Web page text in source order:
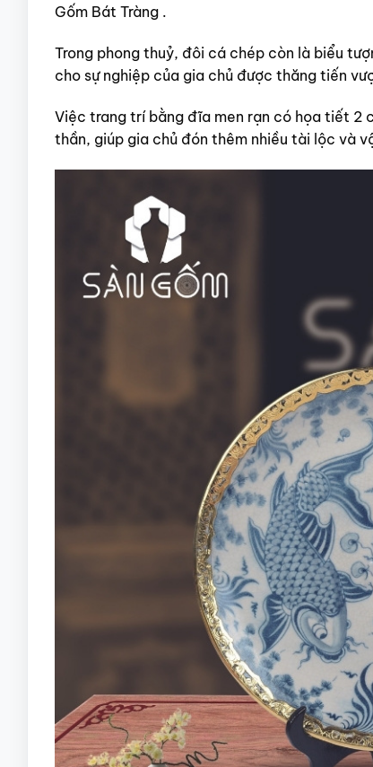
Gốm Bát Tràng .
Trong phong thuỷ, đôi cá chép còn là biểu
cho sự nghiệp của gia chủ được thăng tiến
Việc trang trí bằng đĩa men rạn có họa tiết 2
thần, giúp gia chủ đón thêm nhiều tài lộc và